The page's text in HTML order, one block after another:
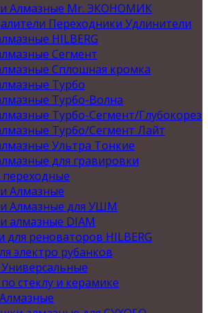
Алмазные Mr. ЭКОНОМИК
Переходники Удлинители
HILBERG
Сегмент
Сплошная кромка
Турбо
Турбо-Волна
Турбо-Сегмент/Глубокорез
Турбо/Сегмент Лайт
Ультра Тонкие
для гравировки
Алмазные
Алмазные для УШМ
алмазные DIAM
для реноваторов HILBERG
электро рубанков
стеклу и керамике